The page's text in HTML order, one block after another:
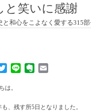
と笑いに感謝
と和心をこよなく愛する315
TwitterLine Evernote
は。
も、残す所5日となりました。